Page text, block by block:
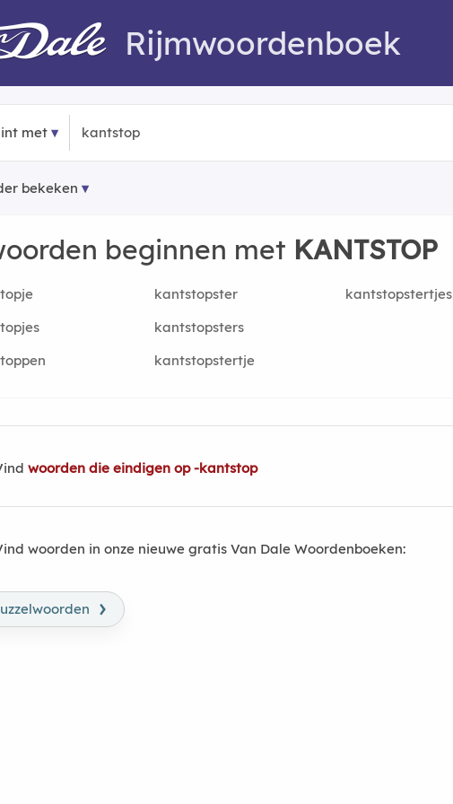
Rijmwoordenboek
met
bekeken
beginnen met KANTSTOP
kantstopster
kantstopstertjes
kantstopsters
kantstopstertje
woorden die eindigen op -kantstop
woorden in onze nieuwe gratis Van Dale Woordenboeken:
›